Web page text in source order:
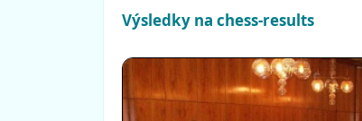
Výsledky na chess-results